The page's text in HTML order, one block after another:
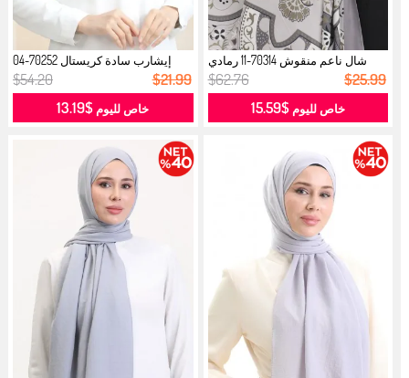
شال ناعم منقوش 70314-11 رمادي
فضي...
$62.76 $25.99
خاص لليوم$15.59
إيشارب سادة كريستال 70252-04
رمادي ...
$54.20 $21.99
خاص لليوم $13.19